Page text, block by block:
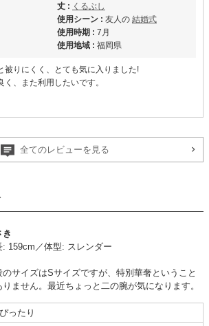
丈 : くるぶし
使用シーン : 友人の 結婚式
使用時期 : 7月
使用地域 : 福岡県
被りにくく、とても気に入りました!
、また利用したいです。
丈 : くるぶし
使用時期 : 7月
使用地域 :千葉県
全てのレビューを見る
き
: 159cm／体型: スレンダー
のサイズはSサイズですが、特別華奢ということ
りません。最近ちょっと二の腕が気になります。
ぴったり